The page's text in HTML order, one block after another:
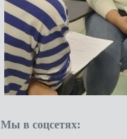
Мы в соцсетях: